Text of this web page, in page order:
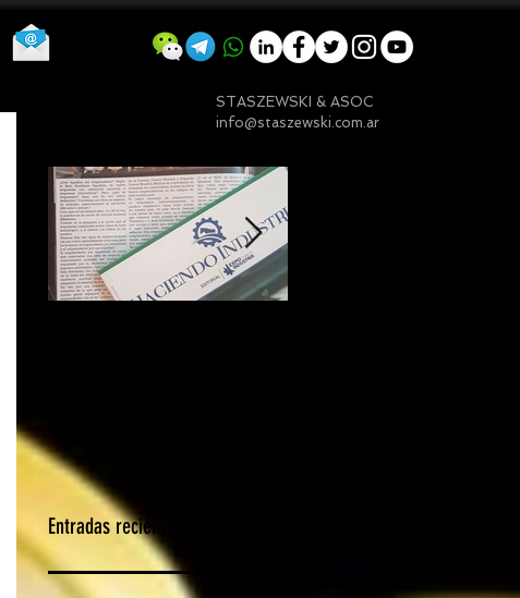
STASZEWSKI & ASOC
info@staszewski.com.ar
Entradas recientes